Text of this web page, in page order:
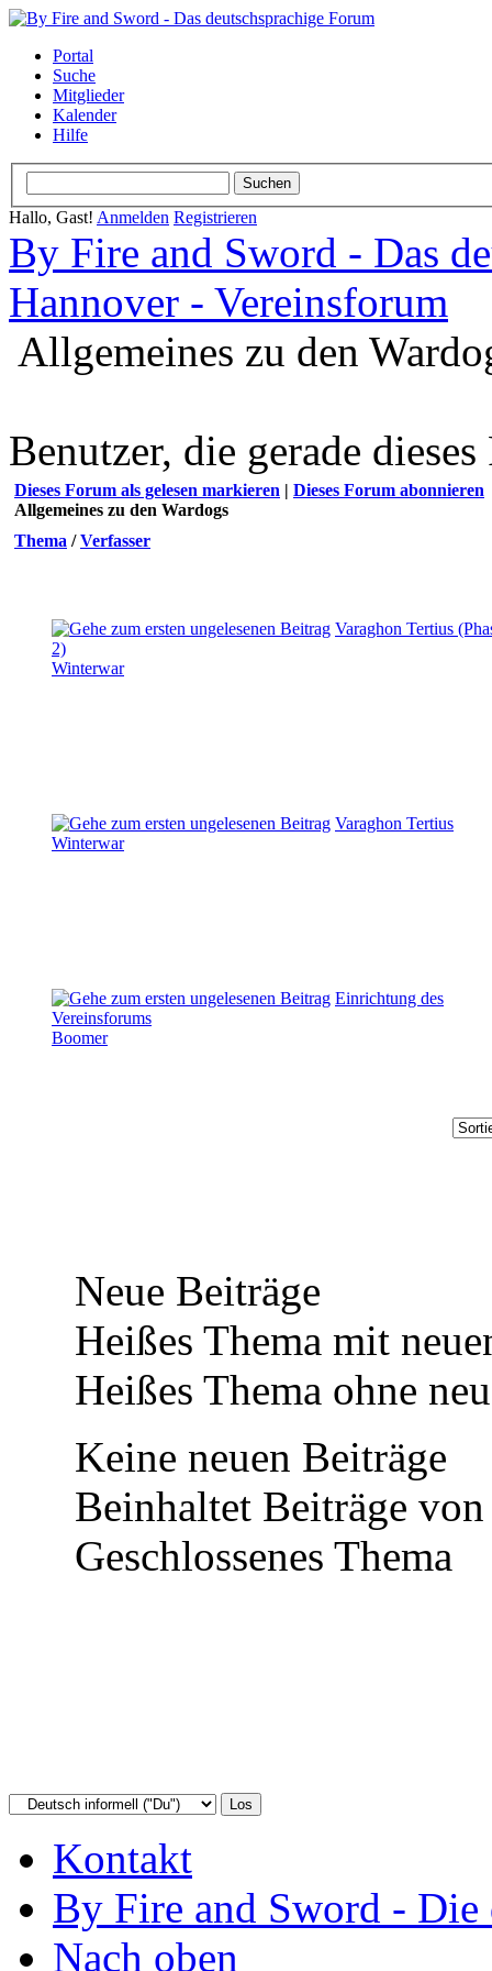
Portal
Suche
Mitglieder
Kalender
Hilfe
Hallo, Gast! Anmelden Registrieren
By Fire and Sword - Das
Hannover - Vereinsforum
Allgemeines zu den
Benutzer, die gerade
Dieses Forum als gelesen markieren | Dieses Forum abonnieren
Allgemeines zu den Wardogs
Thema /Verfasser
Varaghon Tertius
2)
Winterwar
Varaghon Tertius
Winterwar
Einrichtung des
Vereinsforums
Boomer
Neue Beiträge
Heißes Thema mit
Heißes Thema ohne
Keine neuen Beiträge
Beinhaltet Beiträge
Geschlossenes Thema
Kontakt
By Fire and Sword -
Nach oben